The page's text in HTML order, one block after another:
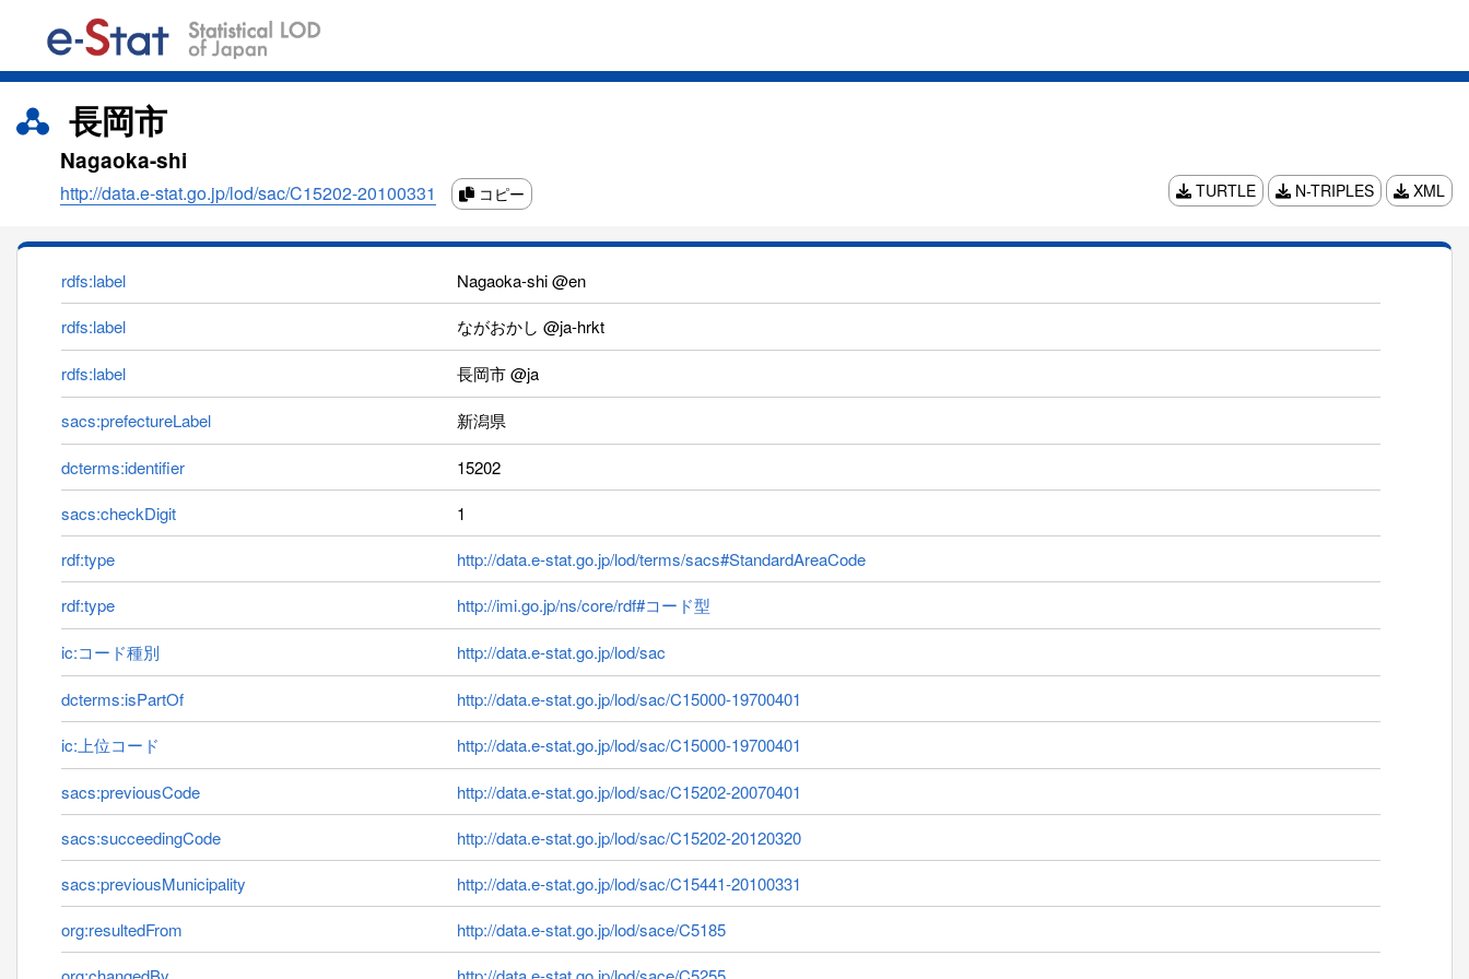
長岡市
Nagaoka-shi
http://data.e-stat.go.jp/lod/sac/C15202-20100331 コピー TURTLE N-TRIPLES XML
rdfs:label
Nagaoka-shi @en
rdfs:label
ながおかし @ja-hrkt
rdfs:label 長岡市 @ja
sacs:prefectureLabel 新潟県
dcterms:identifier
15202
sacs:checkDigit
1
rdf:type
http://data.e-stat.go.jp/lod/terms/sacs#StandardAreaCode
rdf:type
http://imi.go.jp/ns/core/rdf#コード型
ic:コード種別 http://data.e-stat.go.jp/lod/sac
dcterms:isPartOf
http://data.e-stat.go.jp/lod/sac/C15000-19700401
ic:上位コード
http://data.e-stat.go.jp/lod/sac/C15000-19700401
sacs:previousCode
http://data.e-stat.go.jp/lod/sac/C15202-20070401
sacs:succeedingCode
http://data.e-stat.go.jp/lod/sac/C15202-20120320
sacs:previousMunicipality
http://data.e-stat.go.jp/lod/sac/C15441-20100331
org:resultedFrom
http://data.e-stat.go.jp/lod/sace/C5185